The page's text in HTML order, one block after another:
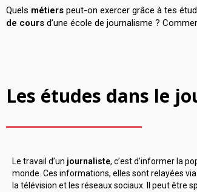
Quels métiers peut-on exercer grâce à tes
de cours d’une école de journalisme ?
Les études dans le
Le travail d’un journaliste, c’est d’informer la
monde. Ces informations, elles sont relayées via
la télévision et les réseaux sociaux. Il peut être